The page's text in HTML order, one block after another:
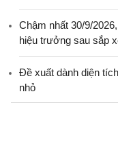
Chậm nhất 30/9/
hiệu trưởng sau sắp
Đề xuất dành diện
nhỏ